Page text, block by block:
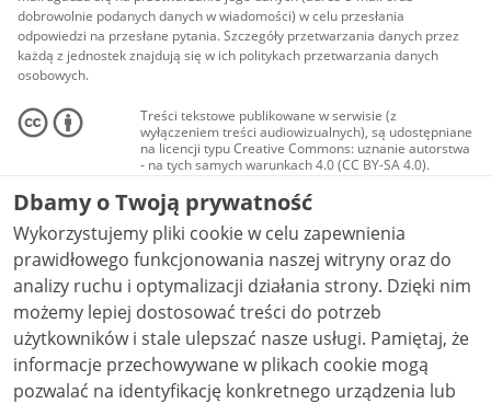
dobrowolnie podanych danych w wiadomości) w celu przesłania
odpowiedzi na przesłane pytania. Szczegóły przetwarzania danych przez
każdą z jednostek znajdują się w ich politykach przetwarzania danych
osobowych.
Treści tekstowe publikowane w serwisie (z
wyłączeniem treści audiowizualnych), są udostępniane
na licencji typu Creative Commons: uznanie autorstwa
- na tych samych warunkach 4.0 (CC BY-SA 4.0).
Materiały audiowizualne, w tym zdjęcia, materiały
audio i wideo, są udostępniane na licencji typu
Creative Commons: uznanie autorstwa użycie
niekomercyjne - bez utworów zależnych 4.0 (CC BY-
NC-ND 4.0), o ile nie jest to stwierdzone inaczej.
Dbamy o Twoją prywatność
Wykorzystujemy pliki cookie w celu zapewnienia
prawidłowego funkcjonowania naszej witryny oraz do
analizy ruchu i optymalizacji działania strony. Dzięki nim
możemy lepiej dostosować treści do potrzeb
użytkowników i stale ulepszać nasze usługi. Pamiętaj, że
informacje przechowywane w plikach cookie mogą
pozwalać na identyfikację konkretnego urządzenia lub